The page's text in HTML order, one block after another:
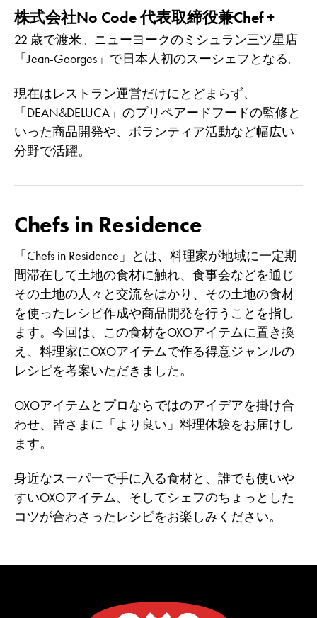
株式会社No Code 代表取締役兼Chef +
22 歳で渡米。ニューヨークのミシュラン三ツ星店
「Jean-Georges」で日本人初のスーシェフとなる。
現在はレストラン運営だけにとどまらず、
「DEAN&DELUCA」のプリペアードフードの監修と
いった商品開発や、ボランティア活動など幅広い
分野で活躍。
Chefs in Residence
「Chefs in Residence」とは、料理家が地域に一定期
間滞在して土地の食材に触れ、食事会などを通じ
その土地の人々と交流をはかり、その土地の食材
を使ったレシピ作成や商品開発を行うことを指し
ます。今回は、この食材をOXOアイテムに置き換
え、料理家にOXOアイテムで作る得意ジャンルの
レシピを考案いただきました。
OXOアイテムとプロならではのアイデアを掛け合
わせ、皆さまに「より良い」料理体験をお届けし
ます。
身近なスーパーで手に入る食材と、誰でも使いや
すいOXOアイテム、そしてシェフのちょっとした
コツが合わさったレシピをお楽しみください。